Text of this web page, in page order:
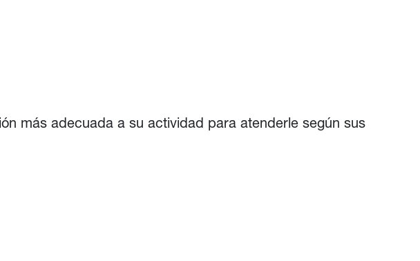
más adecuada a su actividad para atenderle según sus